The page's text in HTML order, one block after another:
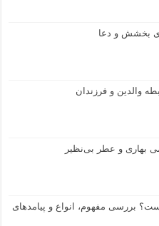
بخشش و دعا
والدین و فرزندان
بهاری و عطر بی‌نظیر
بررسی مفهوم، انواع و پیامدهای